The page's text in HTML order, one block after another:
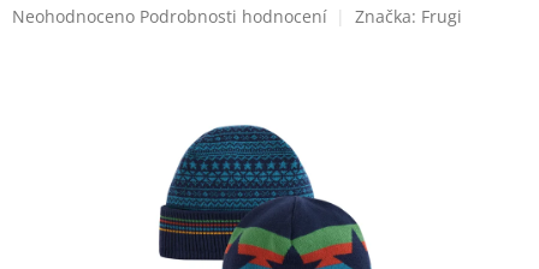
Průměrné
Neohodnoceno Podrobnosti hodnocení Značka: Frugi